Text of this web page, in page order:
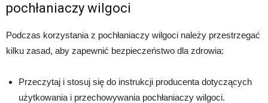
pochłaniaczy wilgoci
Podczas korzystania z pochłaniaczy wilgoci należy przestrzegać
kilku zasad, aby zapewnić bezpieczeństwo dla zdrowia:
Przeczytaj i stosuj się do instrukcji producenta dotyczących
użytkowania i przechowywania pochłaniaczy wilgoci.